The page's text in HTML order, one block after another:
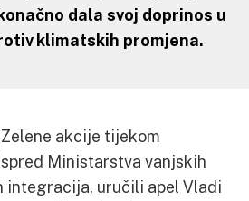
dala svoj doprinos u
klimatskih promjena.
akcije tijekom
Ministarstva vanjskih
integracija, uručili apel Vladi